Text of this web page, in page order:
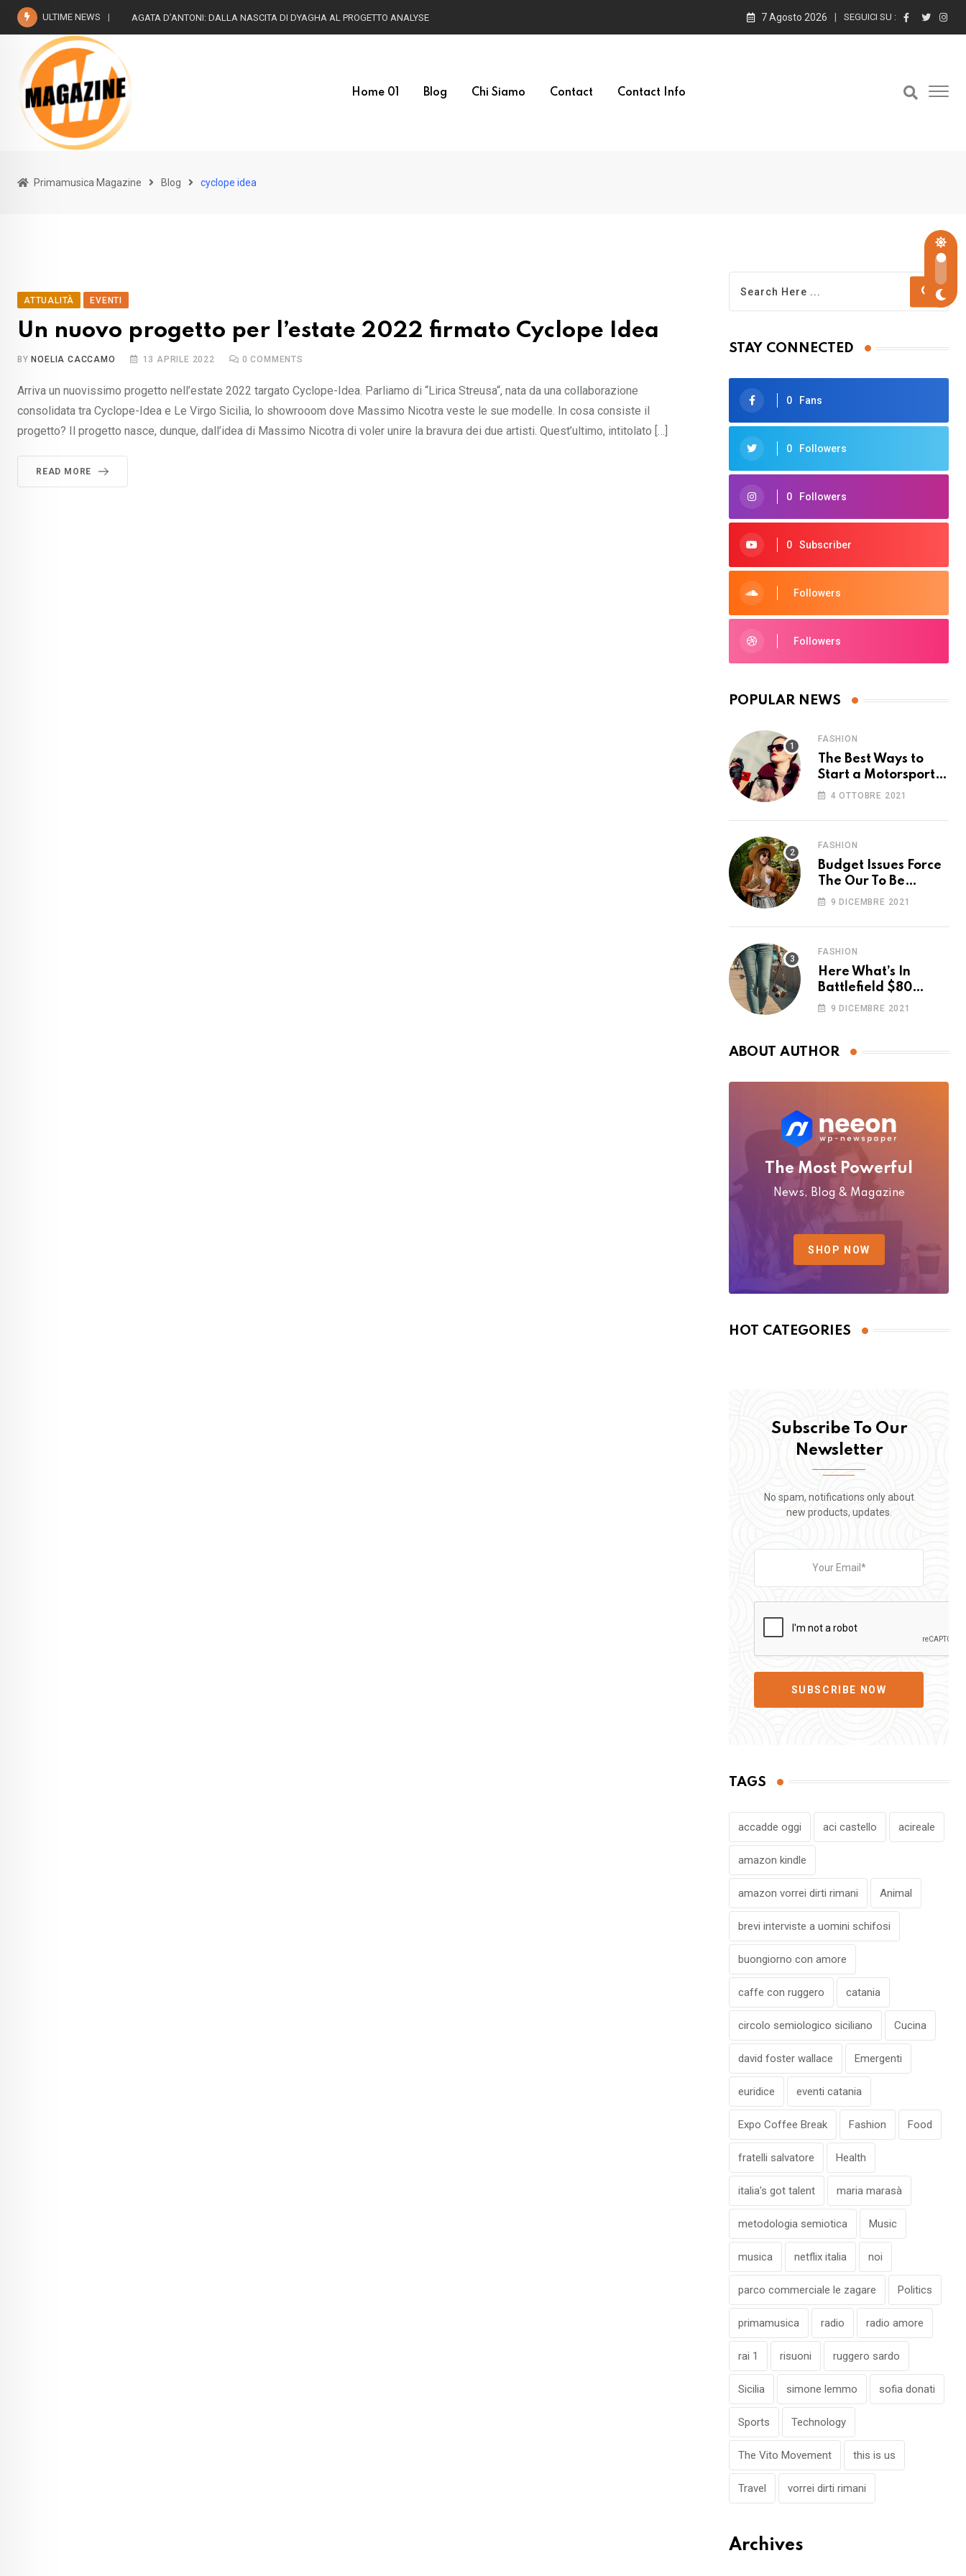
Skip
content
ULTIME NEWS AGATA D’ANTONI: DALLA NASCITA DI DYAGHA AL PROGETTO ANALYSE 7 Agosto 2026 SEGUICI SU :
Home 01 Blog Chi Siamo Contact Contact Info
Primamusica Magazine Blog cyclope idea
ATTUALITÀ EVENTI
Un nuovo progetto per l’estate 2022 firmato Cyclope Idea
BY NOELIA CACCAMO 13 APRILE 2022 0 COMMENTS
Arriva un nuovissimo progetto nell’estate 2022 targato Cyclope-Idea. Parliamo di “Lirica Streusa“, nata da una collaborazione
consolidata tra Cyclope-Idea e Le Virgo Sicilia, lo showrooom dove Massimo Nicotra veste le sue modelle. In cosa consiste il
progetto? Il progetto nasce, dunque, dall’idea di Massimo Nicotra di voler unire la bravura dei due artisti. Quest’ultimo, intitolato […]
READ MORE
STAY CONNECTED
0 Fans
0 Followers
0 Followers
0 Subscriber
Followers
Followers
POPULAR NEWS
FASHION
The Best Ways to
Start a Motorsport
Rider Career
4 OTTOBRE 2021
FASHION
Budget Issues Force
The Our To Be
Cancelled
9 DICEMBRE 2021
FASHION
Here What’s In
Battlefield $80
Deluxe Edition
9 DICEMBRE 2021
ABOUT AUTHOR
The Most Powerful
News, Blog & Magazine
SHOP NOW
HOT CATEGORIES
Subscribe To Our
Newsletter
No spam, notifications only about
new products, updates.
SUBSCRIBE NOW
TAGS
accadde oggi aci castello acireale
amazon kindle
amazon vorrei dirti rimani Animal
brevi interviste a uomini schifosi
buongiorno con amore
caffe con ruggero catania
circolo semiologico siciliano Cucina
david foster wallace Emergenti
euridice eventi catania
Expo Coffee Break Fashion Food
fratelli salvatore Health
italia's got talent maria marasà
metodologia semiotica Music
musica netflix italia noi
parco commerciale le zagare Politics
primamusica radio radio amore
rai 1 risuoni ruggero sardo
Sicilia simone lemmo sofia donati
Sports Technology
The Vito Movement this is us
Travel vorrei dirti rimani
Archives